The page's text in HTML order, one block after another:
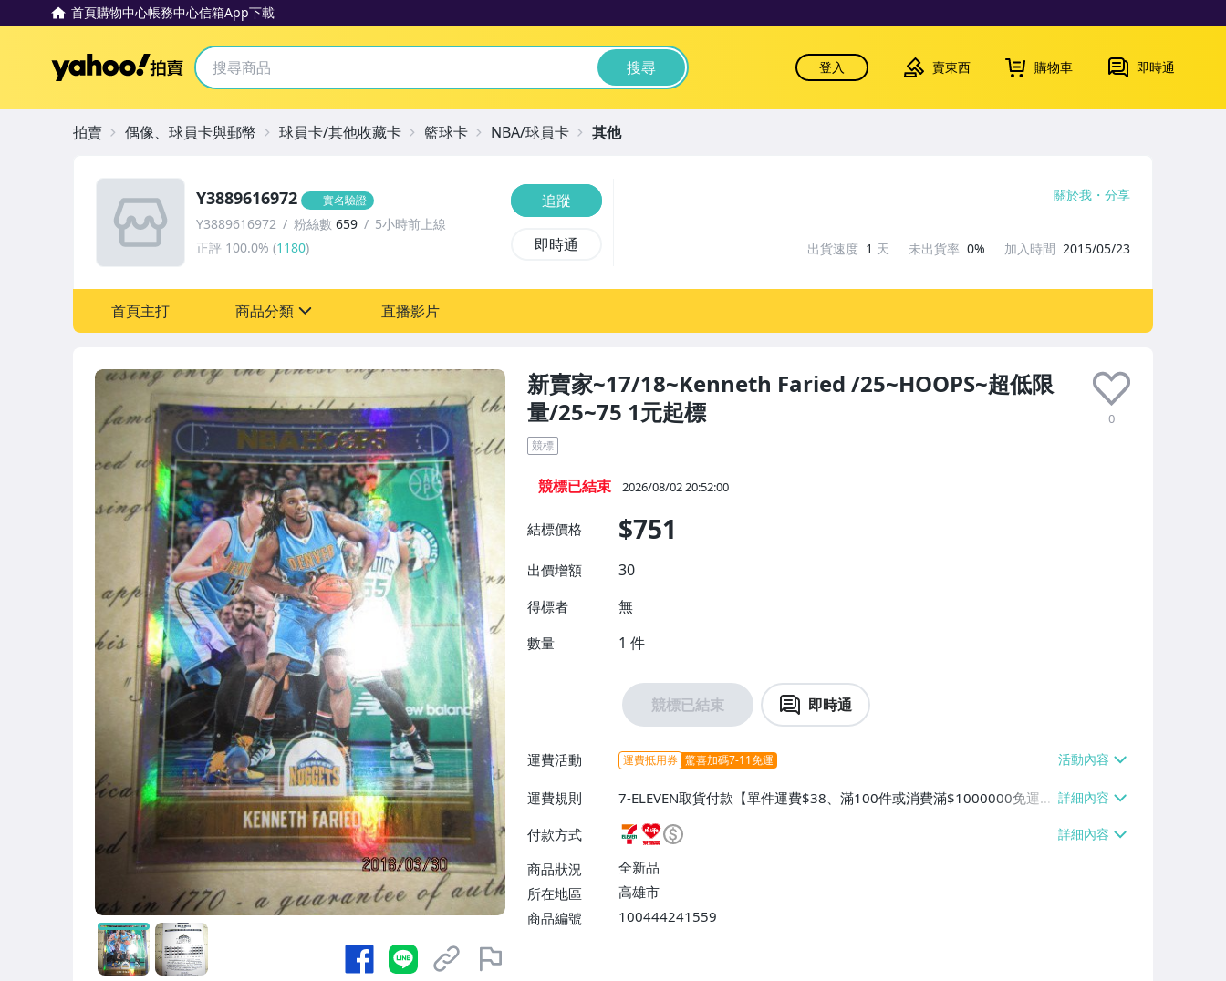
首頁購物中心帳務中心信箱App下載
Yahoo拍賣 搜尋 登入 賣東西 購物車 即時通
新賣家~17/18~Kenneth Faried /25~HOOPS~超低限
量/25~75 1元起標
0
競標
競標已結束 2026/08/02 20:52:00
結標價格 $751
出價增額 30
得標者 無
數量 1 件
競標已結束 即時通
運費活動 運費抵用券 驚喜加碼7-11免運
運費規則
7-ELEVEN取貨付款【單件運費$38、滿100件或消費滿$1000000免運
費】、7-ELEVEN取貨不付款【單件運費$38】、萊爾富取貨付款【單件
運費$60、滿50件或消費滿$300000免運費】、郵局掛號【單件運費$5
0、滿30件或消費滿$30000免運費】
付款方式
商品狀況
全新品
所在地區
高雄市
商品編號
100444241559
Y3889616972 實名驗證
Y3889616972 粉絲數 659
5小時前上線
正評 100.0% (1180)
追蹤
即時通
關於我 分享
出貨速度 1 天 未出貨率 0% 加入時間 2015/05/23
首頁主打 商品分類 直播影片
拍賣 偶像、球員卡與郵幣 球員卡/其他收藏卡 籃球卡 NBA/球員卡 其他